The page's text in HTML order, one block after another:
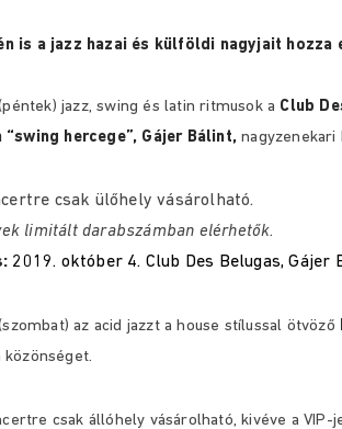
is a jazz hazai és külföldi nagyjait hozza
jazz, swing és latin ritmusok a Club
“swing hercege”, Gájer Bálint,
csak ülőhely vásárolható.
limitált darabszámban elérhetők.
2019. október 4. Club Des Belugas, Gájer
az acid jazzt a house stílussal ötvöző
csak állóhely vásárolható, kivéve a VIP-